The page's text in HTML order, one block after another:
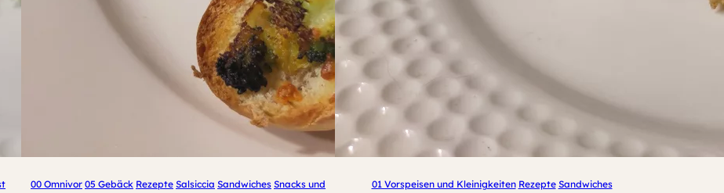
00 Omnivor 05 Gebäck Rezepte Salsiccia Sandwiches Snacks und
01 Vorspeisen und Kleinigkeiten Rezepte Sandwiches